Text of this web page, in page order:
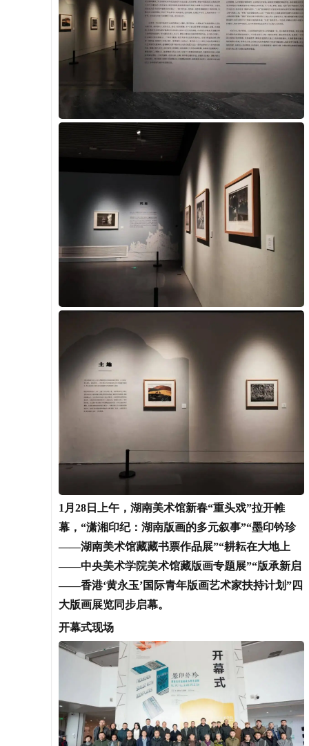
1月28日上午，湖南美术馆新春“重头戏”拉开帷
幕，“潇湘印纪：湖南版画的多元叙事”“墨印钤珍
——湖南美术馆藏藏书票作品展”“耕耘在大地上
——中央美术学院美术馆藏版画专题展”“版承新启
——香港‘黄永玉’国际青年版画艺术家扶持计划”四
大版画展览同步启幕。
开幕式现场